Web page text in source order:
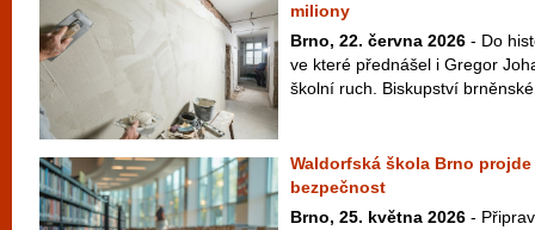
miliony
Brno, 22. června 2026 - Do
ve které přednášel i Gregor
školní ruch. Biskupství
Waldorfská škola Brno
bezpečnost
Brno, 25. května 2026 -